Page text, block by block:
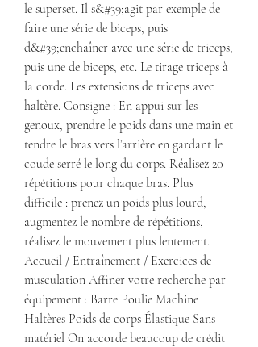
le superset. Il s&#39;agit par exemple de
faire une série de biceps, puis
d&#39;enchaîner avec une série de triceps,
puis une de biceps, etc. Le tirage triceps à
la corde. Les extensions de triceps avec
haltère. Consigne : En appui sur les
genoux, prendre le poids dans une main et
tendre le bras vers l’arrière en gardant le
coude serré le long du corps. Réalisez 20
répétitions pour chaque bras. Plus
difficile : prenez un poids plus lourd,
augmentez le nombre de répétitions,
réalisez le mouvement plus lentement.
Accueil / Entraînement / Exercices de
musculation Affiner votre recherche par
équipement : Barre Poulie Machine
Haltères Poids de corps Élastique Sans
matériel On accorde beaucoup de crédit